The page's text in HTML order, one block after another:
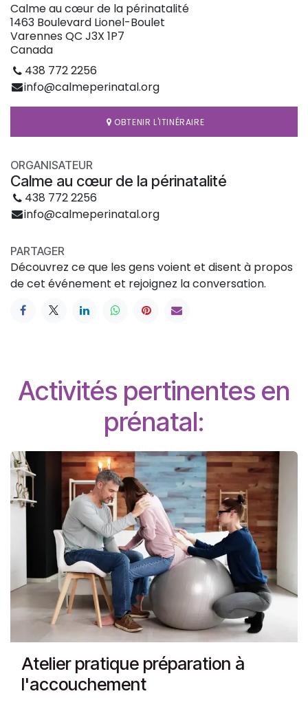
Calme au cœur de la périnatalité
1463 Boulevard Lionel-Boulet
Varennes QC J3X 1P7
Canada
438 772 2256
info@calmeperinatal.org
OBTENIR L'ITINÉRAIRE
ORGANISATEUR
Calme au cœur de la périnatalité
438 772 2256
info@calmeperinatal.org
PARTAGER
Découvrez ce que les gens voient et disent à propos
de cet événement et rejoignez la conversation.
Activités pertinentes en
prénatal:
Atelier pratique préparation à
l'accouchement